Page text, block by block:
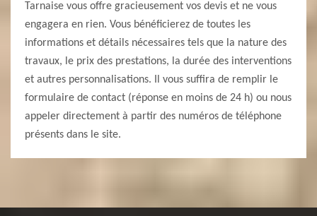
Tarnaise vous offre gracieusement vos devis et ne vous
engagera en rien. Vous bénéficierez de toutes les
informations et détails nécessaires tels que la nature des
travaux, le prix des prestations, la durée des interventions
et autres personnalisations. Il vous suffira de remplir le
formulaire de contact (réponse en moins de 24 h) ou nous
appeler directement à partir des numéros de téléphone
présents dans le site.